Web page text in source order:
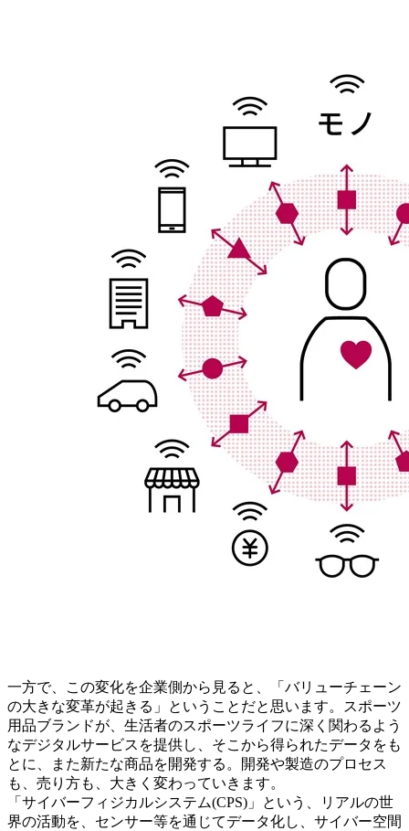
一方で、この変化を企業側から見ると、「バリューチェーン
の大きな変革が起きる」ということだと思います。スポーツ
用品ブランドが、生活者のスポーツライフに深く関わるよう
なデジタルサービスを提供し、そこから得られたデータをも
とに、また新たな商品を開発する。開発や製造のプロセス
も、売り方も、大きく変わっていきます。
「サイバーフィジカルシステム(CPS)」という、リアルの世
界の活動を、センサー等を通じてデータ化し、サイバー空間